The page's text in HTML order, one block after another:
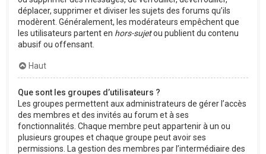
déplacer, supprimer et diviser les sujets des forums qu’ils
modèrent. Généralement, les modérateurs empêchent que
les utilisateurs partent en hors-sujetou publient du contenu
abusif ou offensant.
Haut
Que sont les groupes d’utilisateurs ?
Les groupes permettent aux administrateurs de gérer l’accès
des membres et des invités au forum et à ses
fonctionnalités. Chaque membre peut appartenir à un ou
plusieurs groupes et chaque groupe peut avoir ses
permissions. La gestion des membres par l’intermédiaire des